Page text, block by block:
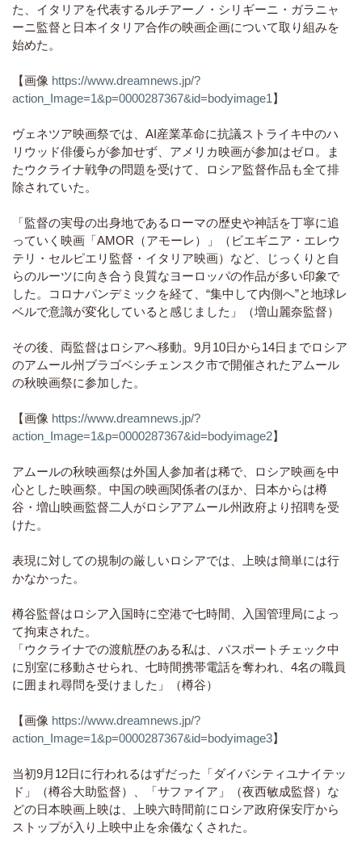
た、イタリアを代表するルチアーノ・シリギーニ・ガラニャ
ーニ監督と日本イタリア合作の映画企画について取り組みを
始めた。
【画像 https://www.dreamnews.jp/?
action_Image=1&p=0000287367&id=bodyimage1 】
ヴェネツア映画祭では、AI産業革命に抗議ストライキ中のハ
リウッド俳優らが参加せず、アメリカ映画が参加はゼロ。ま
たウクライナ戦争の問題を受けて、ロシア監督作品も全て排
除されていた。
「監督の実母の出身地であるローマの歴史や神話を丁寧に追
っていく映画「AMOR（アモーレ）」（ビエギニア・エレウ
テリ・セルピエリ監督・イタリア映画）など、じっくりと自
らのルーツに向き合う良質なヨーロッパの作品が多い印象で
した。コロナパンデミックを経て、“集中して内側へ”と地球レ
ベルで意識が変化していると感じました」（増山麗奈監督）
その後、両監督はロシアへ移動。9月10日から14日までロシア
のアムール州ブラゴベシチェンスク市で開催されたアムール
の秋映画祭に参加した。
【画像 https://www.dreamnews.jp/?
action_Image=1&p=0000287367&id=bodyimage2】
アムールの秋映画祭は外国人参加者は稀で、ロシア映画を中
心とした映画祭。中国の映画関係者のほか、日本からは樽
谷・増山映画監督二人がロシアアムール州政府より招聘を受
けた。
表現に対しての規制の厳しいロシアでは、上映は簡単には行
かなかった。
樽谷監督はロシア入国時に空港で七時間、入国管理局によっ
て拘束された。
「ウクライナでの渡航歴のある私は、パスポートチェック中
に別室に移動させられ、七時間携帯電話を奪われ、4名の職員
に囲まれ尋問を受けました」（樽谷）
【画像 https://www.dreamnews.jp/?
action_Image=1&p=0000287367&id=bodyimage3】
当初9月12日に行われるはずだった「ダイバシティユナイテッ
ド」（樽谷大助監督）、「サファイア」（夜西敏成監督）な
どの日本映画上映は、上映六時間前にロシア政府保安庁から
ストップが入り上映中止を余儀なくされた。